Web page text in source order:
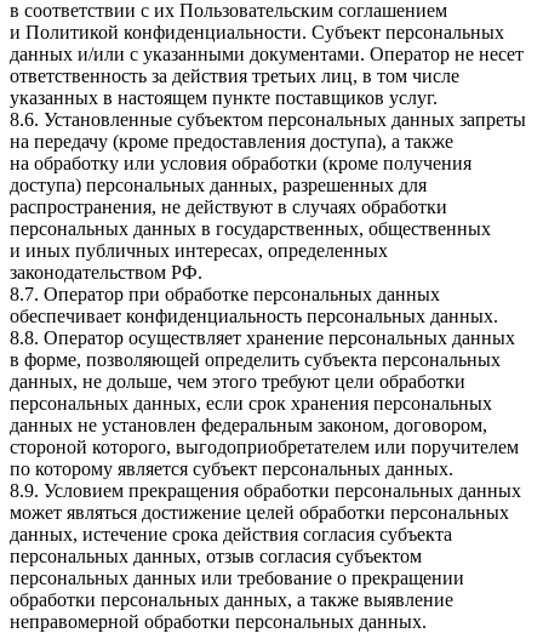
в соответствии с их Пользовательским соглашением
и Политикой конфиденциальности. Субъект персональных
данных и/или с указанными документами. Оператор не несет
ответственность за действия третьих лиц, в том числе
указанных в настоящем пункте поставщиков услуг.
8.6. Установленные субъектом персональных данных запреты
на передачу (кроме предоставления доступа), а также
на обработку или условия обработки (кроме получения
доступа) персональных данных, разрешенных для
распространения, не действуют в случаях обработки
персональных данных в государственных, общественных
и иных публичных интересах, определенных
законодательством РФ.
8.7. Оператор при обработке персональных данных
обеспечивает конфиденциальность персональных данных.
8.8. Оператор осуществляет хранение персональных данных
в форме, позволяющей определить субъекта персональных
данных, не дольше, чем этого требуют цели обработки
персональных данных, если срок хранения персональных
данных не установлен федеральным законом, договором,
стороной которого, выгодоприобретателем или поручителем
по которому является субъект персональных данных.
8.9. Условием прекращения обработки персональных данных
может являться достижение целей обработки персональных
данных, истечение срока действия согласия субъекта
персональных данных, отзыв согласия субъектом
персональных данных или требование о прекращении
обработки персональных данных, а также выявление
неправомерной обработки персональных данных.